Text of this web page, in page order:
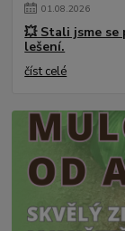
01.08.2026
💥 Stali jsme se
lešení.
číst celé